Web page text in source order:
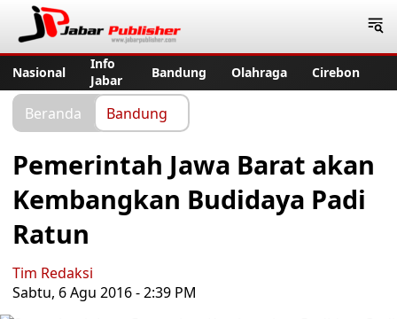
Nasional
Info
Jabar
Bandung Olahraga Cirebon
Beranda Bandung
Pemerintah Jawa Barat akan
Kembangkan Budidaya Padi
Ratun
Tim Redaksi
Sabtu, 6 Agu 2016 - 2:39 PM